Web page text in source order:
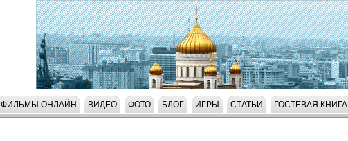
ФИЛЬМЫ ОНЛАЙН ВИДЕО ФОТО БЛОГ ИГРЫ СТАТЬИ ГОСТЕВАЯ КНИГА